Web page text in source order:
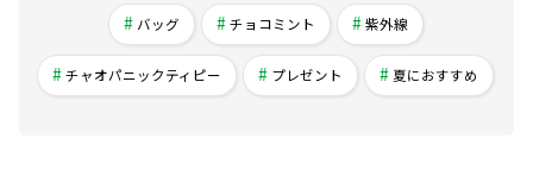
バッグ チョコミント 紫外線
チャオパニックティピー プレゼント 夏におすすめ